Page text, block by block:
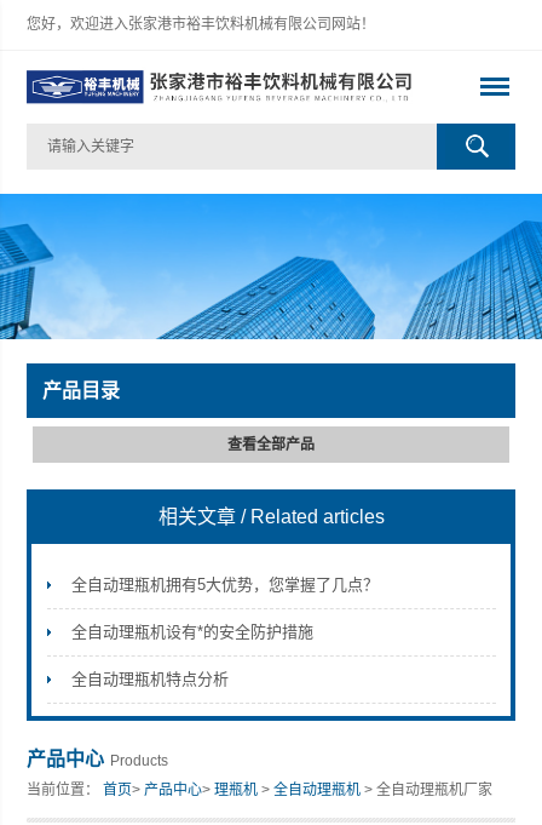
您好，欢迎进入张家港市裕丰饮料机械有限公司网站！
张家港市裕丰饮料机械有限公司
产品目录
查看全部产品
相关文章 / Related articles
全自动理瓶机拥有5大优势，您掌握了几点？
全自动理瓶机设有*的安全防护措施
全自动理瓶机特点分析
产品中心 Products
当前位置：首页>产品中心>理瓶机 >全自动理瓶机 > 全自动理瓶机厂家